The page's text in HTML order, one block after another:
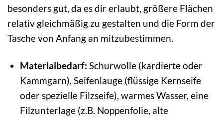
besonders gut, da es dir erlaubt, größere Flächen
relativ gleichmäßig zu gestalten und die Form der
Tasche von Anfang an mitzubestimmen.
Materialbedarf: Schurwolle (kardierte oder
Kammgarn), Seifenlauge (flüssige Kernseife
oder spezielle Filzseife), warmes Wasser, eine
Filzunterlage (z.B. Noppenfolie, alte